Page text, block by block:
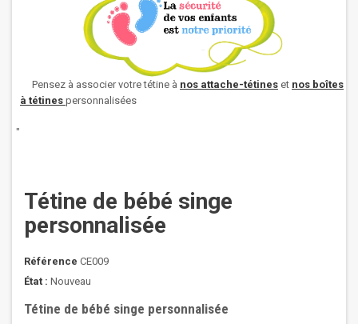
Pensez à associer votre tétine à nos attache-tétines et nos boîtes
à tétines personnalisées
"
Tétine de bébé singe
personnalisée
Référence CE009
État : Nouveau
Tétine de bébé singe personnalisée